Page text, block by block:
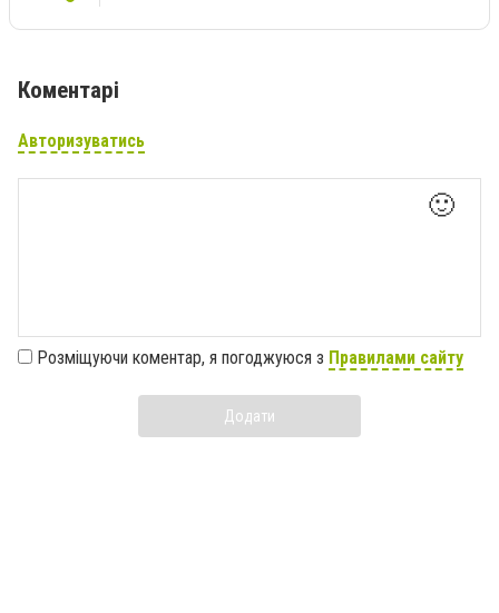
Коментарі
Авторизуватись
🙂
Розміщуючи коментар, я погоджуюся з Правилами сайту
Додати